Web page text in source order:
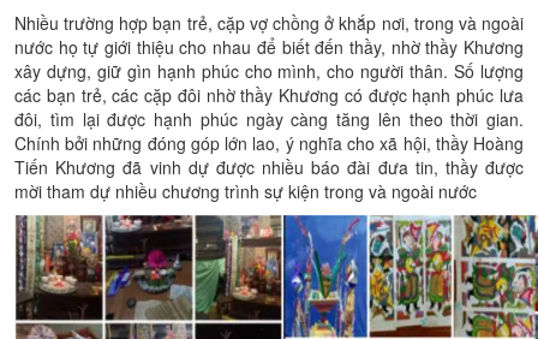
Nhiều trường hợp bạn trẻ, cặp vợ chồng ở khắp nơi, trong và ngoài
nước họ tự giới thiệu cho nhau để biết đến thầy, nhờ thầy Khương
xây dựng, giữ gìn hạnh phúc cho mình, cho người thân. Số lượng
các bạn trẻ, các cặp đôi nhờ thầy Khương có được hạnh phúc lưa
đôi, tìm lại được hạnh phúc ngày càng tăng lên theo thời gian.
Chính bởi những đóng góp lớn lao, ý nghĩa cho xã hội, thầy Hoàng
Tiến Khương đã vinh dự được nhiều báo đài đưa tin, thầy được
mời tham dự nhiều chương trình sự kiện trong và ngoài nước